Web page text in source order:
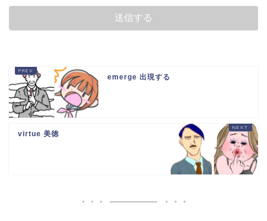
emerge 出現する
virtue 美徳